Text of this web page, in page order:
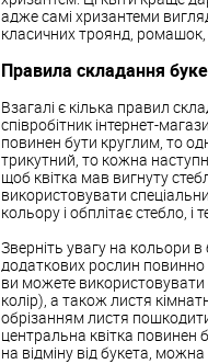
адже самі хризантеми
класичних троянд, ромашок,
Правила складання
Взагалі є кілька правил
співробітник інтернет-
повинен бути круглим, то
трикутний, то кожна
щоб квітка мав вигнуту
використовувати
кольору і обплітає стебло,
Зверніть увагу на кольори
додаткових рослин повинно
ви можете використовувати
колір), а також листя
обрізанням листя
центральна квітка повинен
на відміну від букета,